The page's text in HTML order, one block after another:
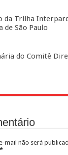
da Trilha
São Paulo
do Comitê
mail não será
*